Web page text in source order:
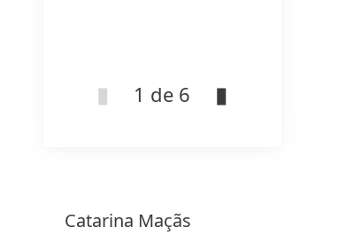
1 de 6
Catarina Maçãs